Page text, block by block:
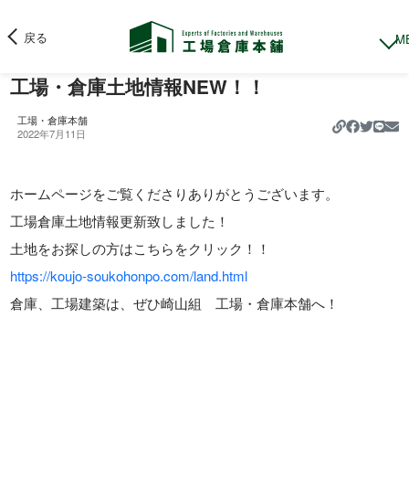
戻る
工場・倉庫土地情報NEW！！
工場・倉庫本舗
2022年7月11日
https://
ホームページをご覧くださりありがとうございます。
工場倉庫土地情報更新致しました！
土地をお探しの方はこちらをクリック！！
https://koujo-soukohonpo.com/land.html
倉庫、工場建築は、ぜひ崎山組 工場・倉庫本舗へ！